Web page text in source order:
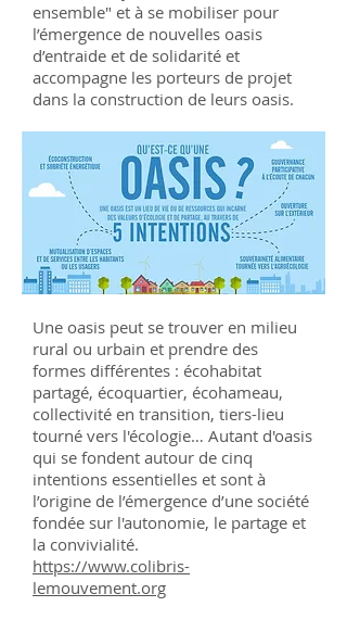
ensemble" et à se mobiliser pour
l’émergence de nouvelles oasis
d’entraide et de solidarité et
accompagne les porteurs de projet
dans la construction de leurs oasis.
Une oasis peut se trouver en milieu
rural ou urbain et prendre des
formes différentes : écohabitat
partagé, écoquartier, écohameau,
collectivité en transition, tiers-lieu
tourné vers l'écologie… Autant d'oasis
qui se fondent autour de cinq
intentions essentielles et sont à
l’origine de l’émergence d’une société
fondée sur l'autonomie, le partage et
la convivialité.
https://www.colibris-
lemouvement.org